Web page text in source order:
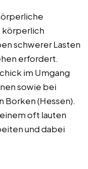
körperlich
schwerer Lasten
erfordert.
im Umgang
sowie bei
Borken (Hessen).
oft lauten
und dabei